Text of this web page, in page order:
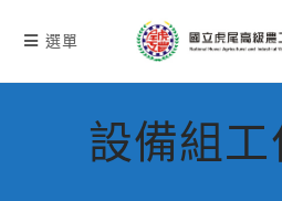
選單
設備組